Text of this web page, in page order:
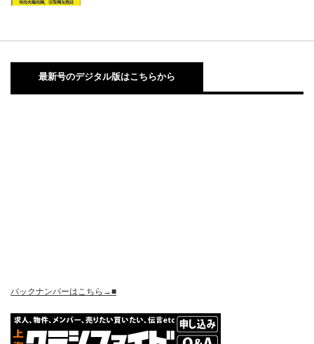
最新号のデジタル版はこちらから
バックナンバーはこちら→■